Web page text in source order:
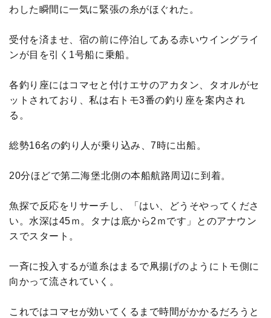
わした瞬間に一気に緊張の糸がほぐれた。
受付を済ませ、宿の前に停泊してある赤いウイングライ
ンが目を引く1号船に乗船。
各釣り座にはコマセと付けエサのアカタン、タオルがセ
ットされており、私は右トモ3番の釣り座を案内され
る。
総勢16名の釣り人が乗り込み、7時に出船。
20分ほどで第二海堡北側の本船航路周辺に到着。
魚探で反応をリサーチし、「はい、どうそやってくださ
い。水深は45ｍ。タナは底から2ｍです」とのアナウン
スでスタート。
一斉に投入するが道糸はまるで凧揚げのようにトモ側に
向かって流されていく。
これではコマセが効いてくるまで時間がかかるだろうと